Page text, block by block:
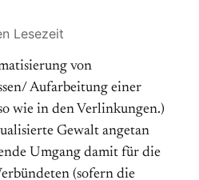
Lesezeit
von
Aufarbeitung einer
wie in den Verlinkungen.)
Gewalt angetan
Umgang damit für die
(sofern die